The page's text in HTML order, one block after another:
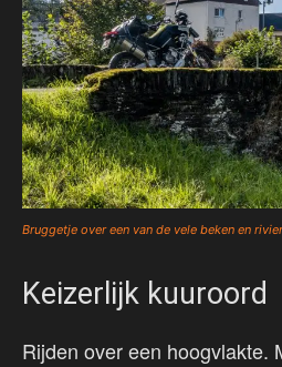
Bruggetje over een van de vele beken en
Keizerlijk kuuroord
Rijden over een hoogvlakte.